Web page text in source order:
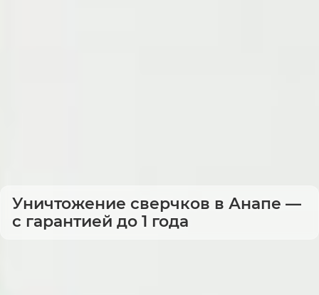
Уничтожение сверчков в Анапе —
с гарантией до 1 года